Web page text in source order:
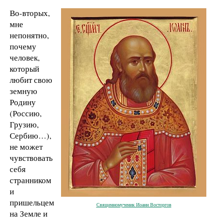
Священномученик Иоанн Восторгов
Во-вторых,
мне
непонятно,
почему
человек,
который
любит свою
земную
Родину
(Россию,
Грузию,
Сербию…),
не может
чувствовать
себя
странником
и
пришельцем
на Земле и